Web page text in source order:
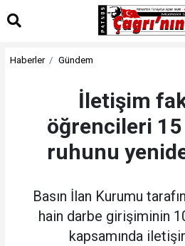
Haberler Gündem
İletişim
öğrencileri
ruhunu
Basın İlan Kurumu
hain darbe girişiminin
kapsamında